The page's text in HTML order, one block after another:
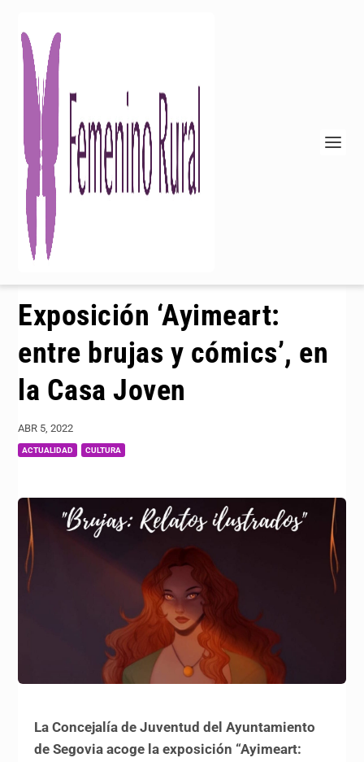
Exposición ‘Ayimeart:
entre brujas y cómics’, en
la Casa Joven
ABR 5, 2022
ACTUALIDAD CULTURA
La Concejalía de Juventud del Ayuntamiento
de Segovia acoge la exposición “Ayimeart: